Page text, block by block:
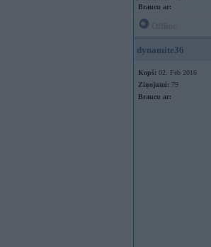
Braucu ar:
dynamite36
Kopš: 02. Feb 2016
Ziņojumi: 79
Braucu ar: